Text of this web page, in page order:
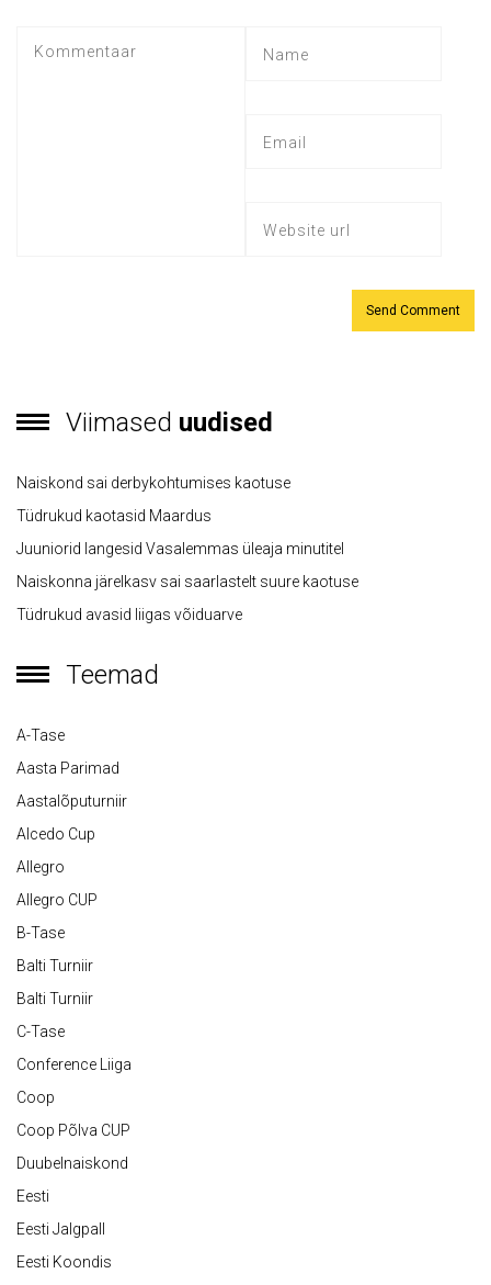
Viimased uudised
Naiskond sai derbykohtumises kaotuse
Tüdrukud kaotasid Maardus
Juuniorid langesid Vasalemmas üleaja minutitel
Naiskonna järelkasv sai saarlastelt suure kaotuse
Tüdrukud avasid liigas võiduarve
Teemad
A-Tase
Aasta Parimad
Aastalõputurniir
Alcedo Cup
Allegro
Allegro CUP
B-Tase
Balti Turniir
Balti Turniir
C-Tase
Conference Liiga
Coop
Coop Põlva CUP
Duubelnaiskond
Eesti
Eesti Jalgpall
Eesti Koondis